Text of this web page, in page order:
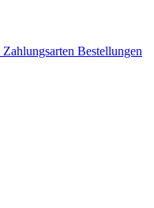
Zahlungsarten Bestellungen